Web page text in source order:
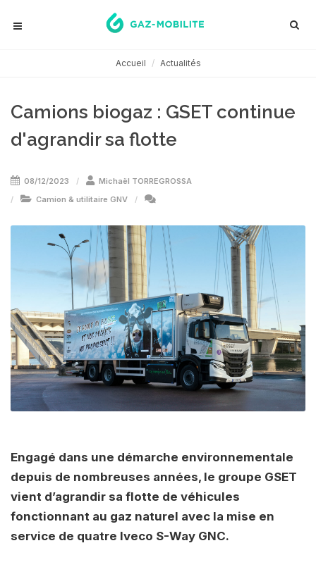
Accueil Actualités
Camions biogaz : GSET continue
d'agrandir sa flotte
08/12/2023
Michaël TORREGROSSA
Camion & utilitaire GNV
Engagé dans une démarche environnementale
depuis de nombreuses années, le groupe GSET
vient d’agrandir sa flotte de véhicules
fonctionnant au gaz naturel avec la mise en
service de quatre Iveco S-Way GNC.